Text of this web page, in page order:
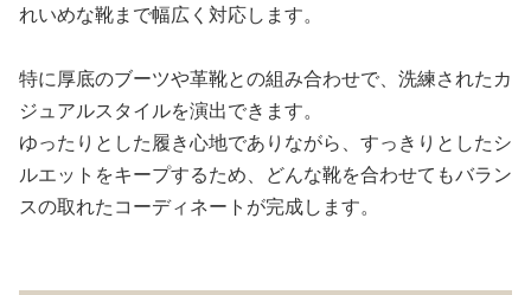
れいめな靴まで幅広く対応します。
特に厚底のブーツや革靴との組み合わせで、洗練されたカ
ジュアルスタイルを演出できます。
ゆったりとした履き心地でありながら、すっきりとしたシ
ルエットをキープするため、どんな靴を合わせてもバラン
スの取れたコーディネートが完成します。